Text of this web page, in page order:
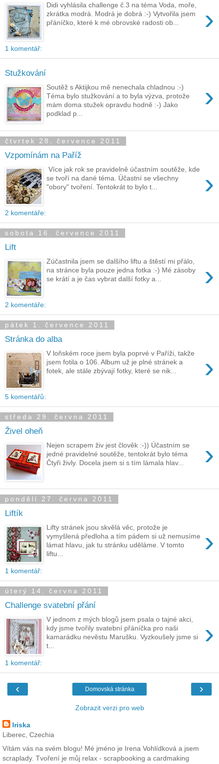
›
Didi vyhlásila challenge č.3 na téma Voda, moře,
zkrátka modrá. Modrá je dobrá :-) Vytvořila jsem
přáníčko, které k mé obrovské radosti ob...
1 komentář:
Stužkování
›
Soutěž s Aktijkou mě nenechala chladnou :-)
Téma bylo stužkování a to byla výzva, protože
mám doma stužek opravdu hodně :-) Jako
podklad p...
čtvrtek 28. července 2011
Vzpomínám na Paříž
›
Více jak rok se pravidelně účastním soutěže, kde
se tvoří na dané téma. Účastní se všechny
"obory" tvoření. Tentokrát to bylo t...
2 komentáře:
sobota 16. července 2011
Lift
›
Zúčastnila jsem se dalšího liftu a štěstí mi přálo,
na stránce byla pouze jedna fotka :-) Mé zásoby
se krátí a je čas vybrat další fotky a...
2 komentáře:
pátek 1. července 2011
Stránka do alba
›
V loňském roce jsem byla poprvé v Paříži, takže
jsem fotila o 106. Album už je plné stránek a
fotek, ale stále zbývají fotky, které se nik...
5 komentářů:
středa 29. června 2011
Živel oheň
›
Nejen scrapem živ jest člověk :-)) Účastním se
jedné pravidelné soutěže, tentokrát bylo téma
Čtyři živly. Docela jsem si s tím lámala hlav...
pondělí 27. června 2011
Liftík
›
Lifty stránek jsou skvělá věc, protože je
vymyšlená předloha a tím pádem si už nemusíme
lámat hlavu, jak tu stránku uděláme. V tomto
liftu...
1 komentář:
úterý 14. června 2011
Challenge svatební přání
›
V jednom z mých blogů jsem psala o tajné akci,
kdy jsme tvořily svatební přáníčka pro naši
kamarádku nevěstu Marušku. Vyzkoušely jsme si
t...
1 komentář:
‹ ›
Domovská stránka
Zobrazit verzi pro web
Iriska
Liberec, Czechia
Vítám vás na svém blogu! Mé jméno je Irena Vohlídková a jsem
scraplady. Tvoření je můj relax - scrapbooking a cardmaking